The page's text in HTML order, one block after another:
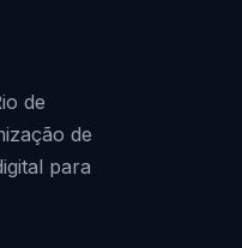
de
de
para